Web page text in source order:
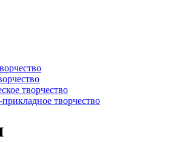
творчество
творчество